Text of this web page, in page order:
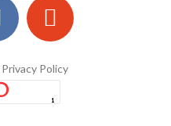
Privacy Policy